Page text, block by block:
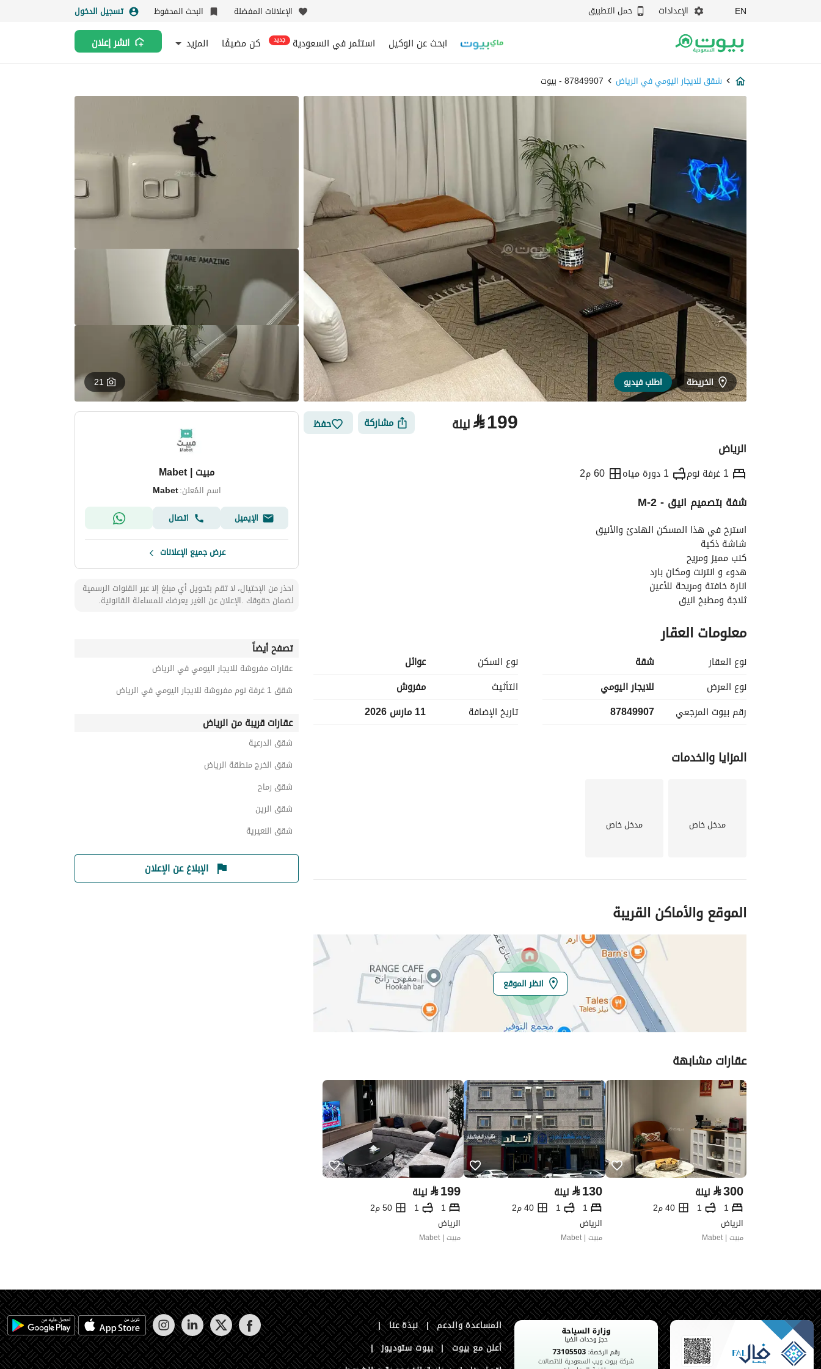
EN الإعدادات حمل التطبيق الإعلانات المفضلة البحث المحفوظ تسجيل الدخول
ابحث عن الوكيل استثمر في السعودية جديد كن مضيفًا المزيد انشر إعلان
شقق للايجار اليومي في الرياض 87849907 - بيوت
الخريطة اطلب فيديو 21
⃁199 ليلة مشاركة حفظ
الرياض
1 غرفة نوم 1 دورة مياه 60 م2
شفة بتصميم انيق - M-2
استرخ في هذا المسكن الهادئ والأنيق
شاشة ذكية
كنب مميز ومريح
هدوء و انترنت ومكان بارد
انارة خافتة ومريحة للأعين
ثلاجة ومطبخ انيق
غرفة نوم كينج مميزة
مرآة انيقة وجميلة لتصوير اناقتك
دخول ذاتي دون حاجة لمقابلة احدهم
معلومات العقار
نوع العقار
شقة
نوع العرض
للايجار اليومي
رقم بيوت المرجعي
87849907
نوع السكن
عوائل
التأثيث
مفروش
تاريخ الإضافة
11 مارس 2026
المزايا والخدمات
مدخل خاص مدخل خاص
الموقع والأماكن القريبة
انظر الموقع
عقارات مشابهة
⃁300 ليلة
1
1
40 م2
الرياض
مبيت | Mabet
⃁130 ليلة
1
1
40 م2
الرياض
مبيت | Mabet
⃁199 ليلة
1
1
50 م2
الرياض
مبيت | Mabet
مبيت | Mabet
اسم المُعلن:Mabet
الإيميل
اتصال
عرض جميع الإعلانات
احذر من الإحتيال، لا تقم بتحويل أي مبلغ إلا عبر القنوات الرسمية
لضمان حقوقك .الإعلان عن الغير يعرضك للمساءلة القانونية.
تصفح أيضاً
عقارات مفروشة للايجار اليومي في الرياض
شقق 1 غرفة نوم مفروشة للايجار اليومي في الرياض
عقارات قريبة من الرياض
شقق الدرعية
شقق الخرج منطقة الرياض
شقق رماح
شقق الرين
شقق النعيرية
الإبلاغ عن الإعلان
المساعدة والدعم | نبذة عنا |
أعلن مع بيوت | بيوت ستوديوز |